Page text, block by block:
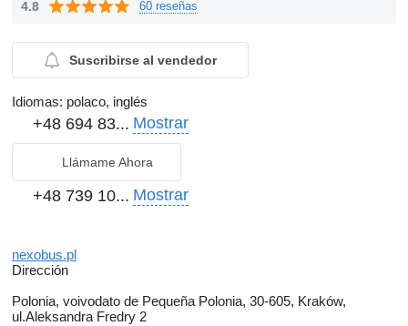
4.8 60 reseñas
Suscribirse al vendedor
Idiomas: polaco, inglés
+48 694 83... Mostrar
Llámame Ahora
+48 739 10... Mostrar
nexobus.pl
Dirección
Polonia, voivodato de Pequeña Polonia, 30-605, Kraków,
ul.Aleksandra Fredry 2